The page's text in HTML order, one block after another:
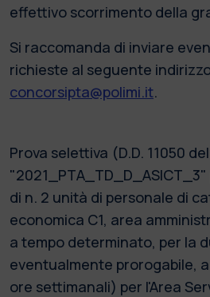
effettivo scorrimento della
Si raccomanda di inviare
richieste al seguente
concorsipta@polimi.it.
Prova selettiva (D.D. 11050
di n. 2 unità di personale di
economica C1, area
a tempo determinato, per la
eventualmente prorogabile,
ore settimanali) per l'Area